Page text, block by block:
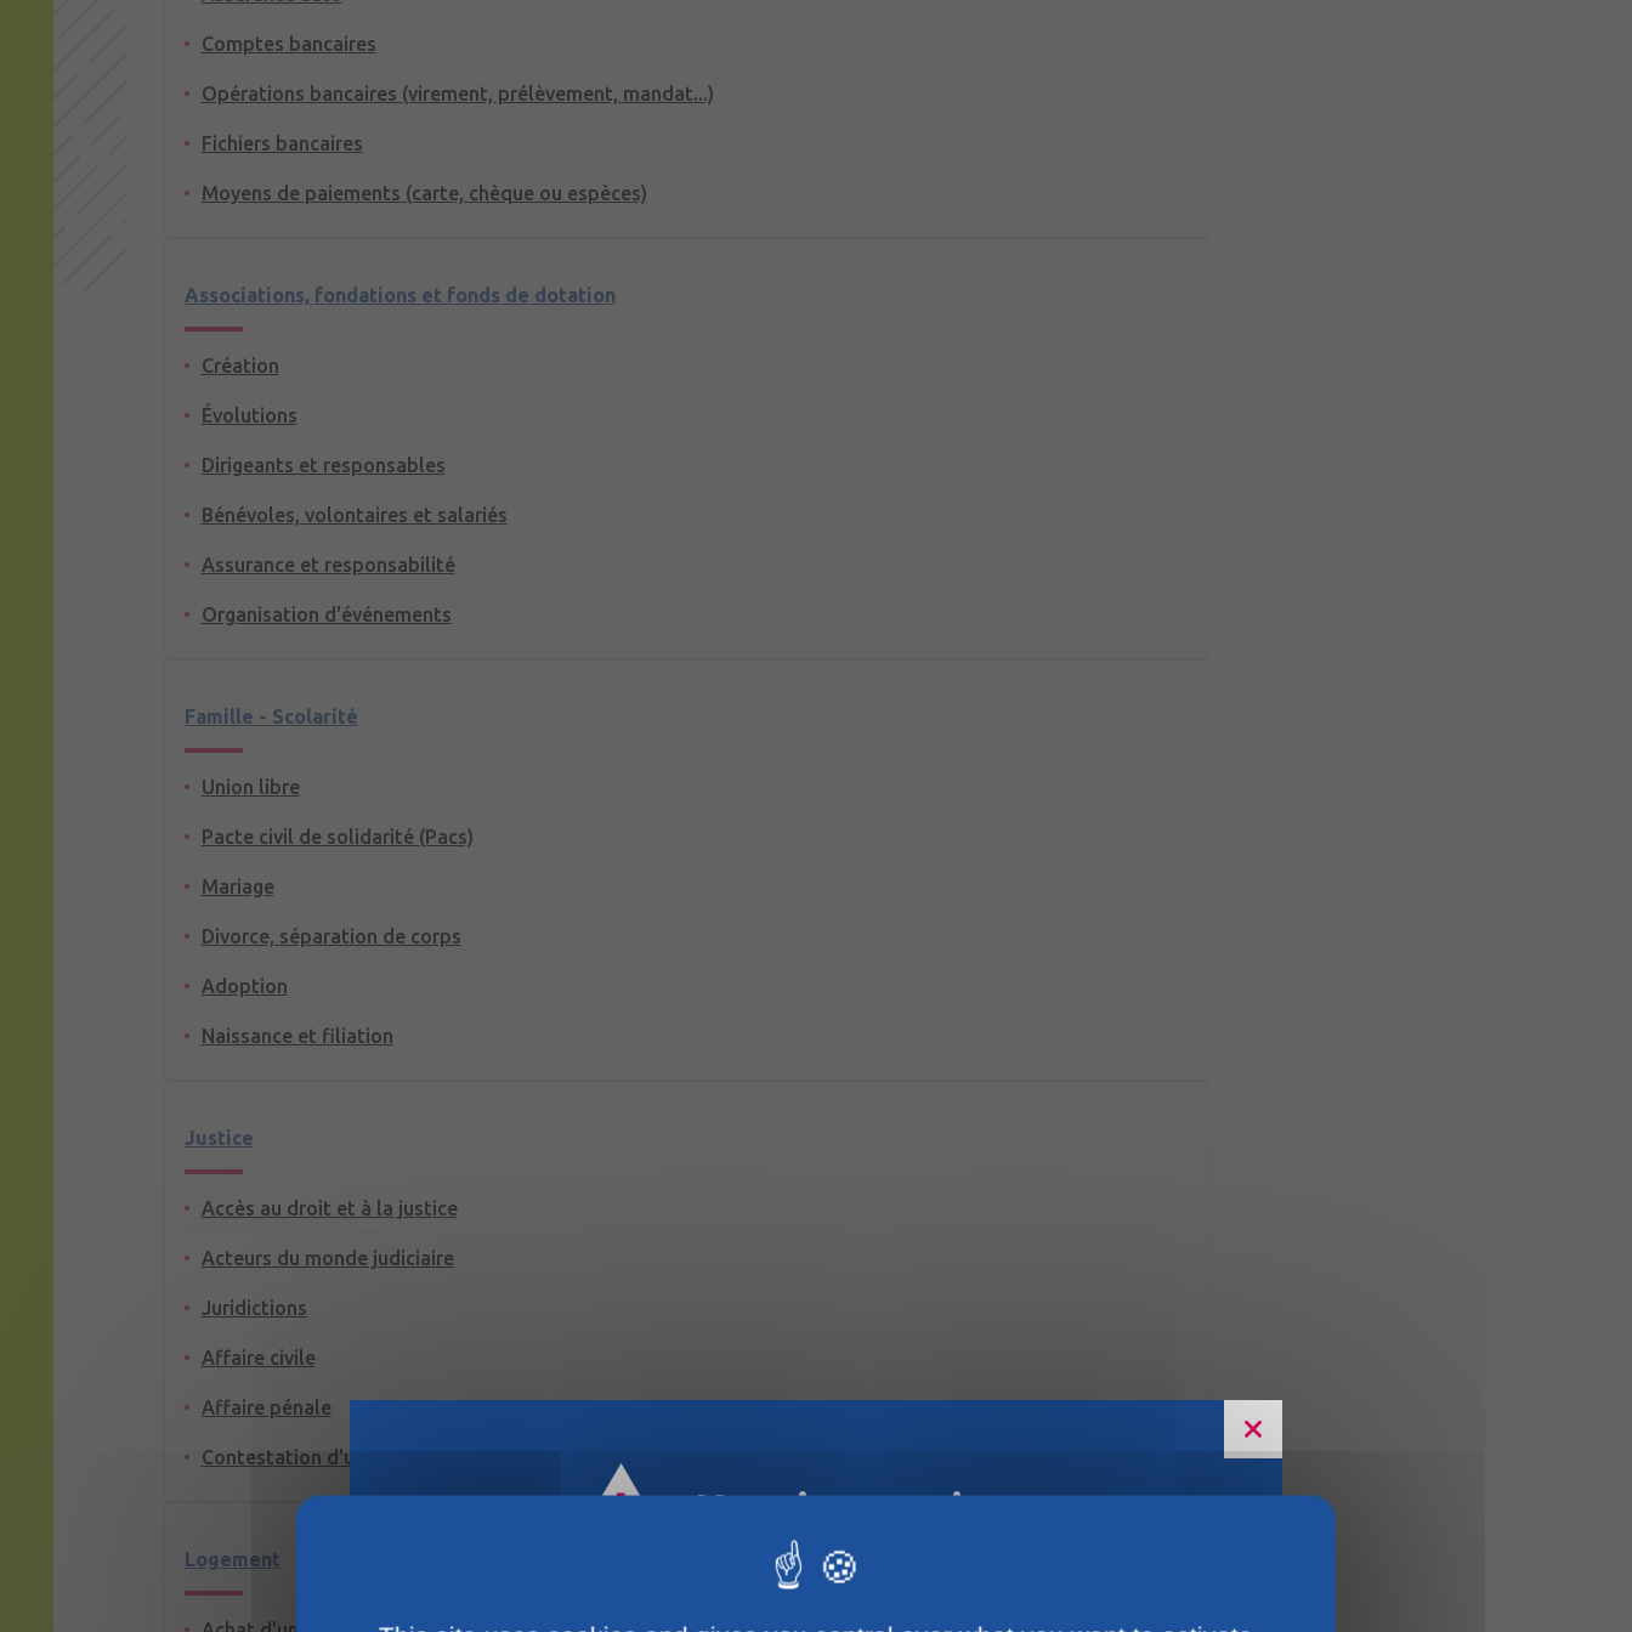
Comptes bancaires
Opérations bancaires (virement, prélèvement, mandat...)
Fichiers bancaires
Moyens de paiements (carte, chèque ou espèces)
Associations, fondations et fonds de dotation
Création
Évolutions
Dirigeants et responsables
Bénévoles, volontaires et salariés
Assurance et responsabilité
Organisation d'événements
Famille - Scolarité
Union libre
Pacte civil de solidarité (Pacs)
Mariage
Divorce, séparation de corps
Adoption
Naissance et filiation
Justice
Accès au droit et à la justice
Acteurs du monde judiciaire
Juridictions
Affaire civile
Affaire pénale
Contestation d'un jugement
Logement
Horaires estivaux